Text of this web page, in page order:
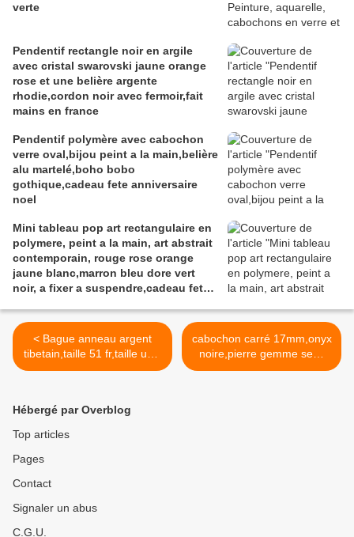
verte
Pendentif rectangle noir en argile
avec cristal swarovski jaune orange
rose et une belière argente
rhodie,cordon noir avec fermoir,fait
mains en france
Pendentif polymère avec cabochon
verre oval,bijou peint a la main,belière
alu martelé,boho bobo
gothique,cadeau fete anniversaire
noel
Mini tableau pop art rectangulaire en
polymere, peint a la main, art abstrait
contemporain, rouge rose orange
jaune blanc,marron bleu dore vert
noir, a fixer a suspendre,cadeau fete
< Bague anneau argent
tibetain,taille 51 fr,taille us 5
3/4,coeur arabesques fleurs
promesse
fiancailles,cadeau fete
fille amour amitié,boheme
cabochon carré 17mm,onyx
noire,pierre gemme semi
précieuse,collage serti fond
Hébergé par Overblog
Top articles
Pages
Contact
Signaler un abus
C.G.U.